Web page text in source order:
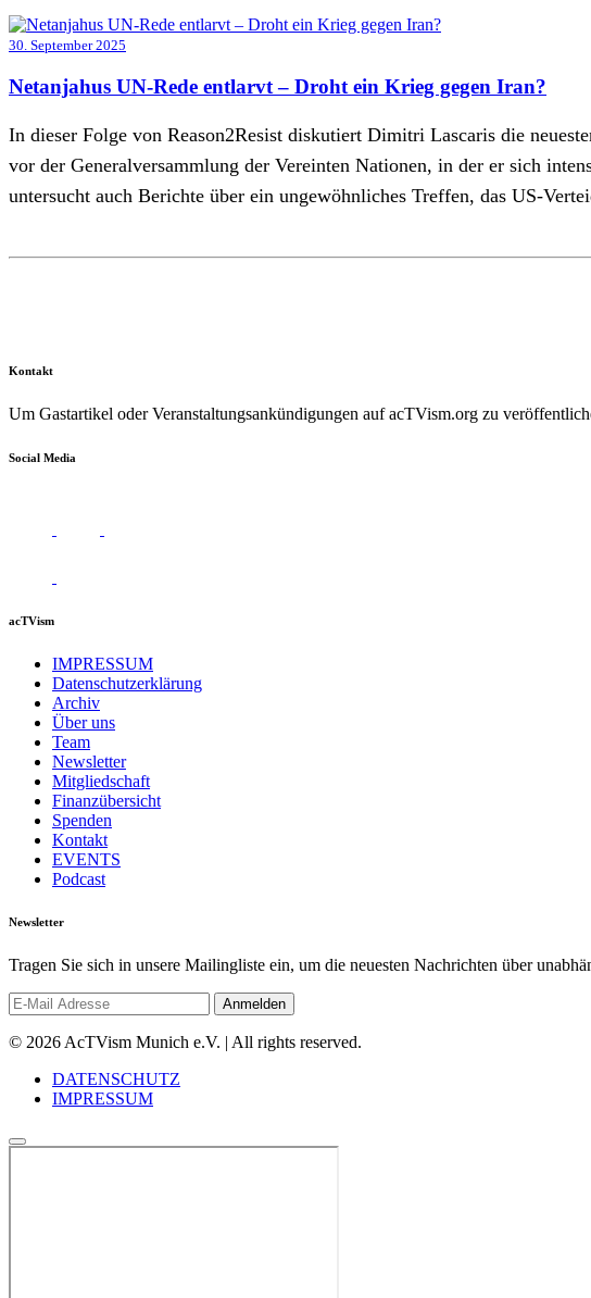
30. September 2025
Netanjahus UN-Rede entlarvt – Droht ein Krieg gegen Iran?
In dieser Folge von Reason2Resist diskutiert Dimitri Lascaris die
vor der Generalversammlung der Vereinten Nationen, in der er sich
untersucht auch Berichte über ein ungewöhnliches Treffen, das US-
Kontakt
Um Gastartikel oder Veranstaltungsankündigungen auf acTVism.org zu
Social Media
acTVism
IMPRESSUM
Datenschutzerklärung
Archiv
Über uns
Team
Newsletter
Mitgliedschaft
Finanzübersicht
Spenden
Kontakt
EVENTS
Podcast
Newsletter
Tragen Sie sich in unsere Mailingliste ein, um die neuesten Nachrichten über
© 2026 AcTVism Munich e.V. | All rights reserved.
DATENSCHUTZ
IMPRESSUM